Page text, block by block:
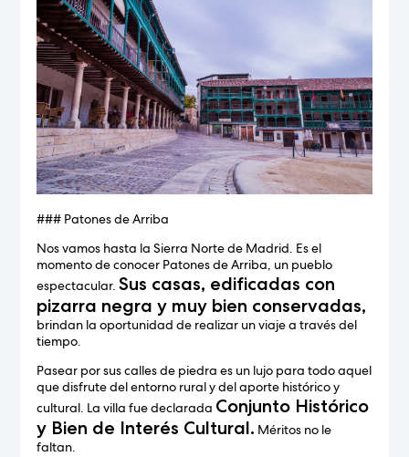
### Patones de Arriba
Nos vamos hasta la Sierra Norte de Madrid. Es el
momento de conocer Patones de Arriba, un pueblo
espectacular.Sus casas, edificadas con
pizarra negra y muy bien conservadas,
brindan la oportunidad de realizar un viaje a través del
tiempo.
Pasear por sus calles de piedra es un lujo para todo aquel
que disfrute del entorno rural y del aporte histórico y
cultural. La villa fue declarada Conjunto Histórico
y Bien de Interés Cultural. Méritos no le
faltan.